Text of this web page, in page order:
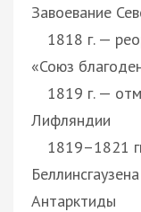
Завоевание
1818 г. —
«Союз
1819 г. —
Лифляндии
1819–1821
Антарктиды